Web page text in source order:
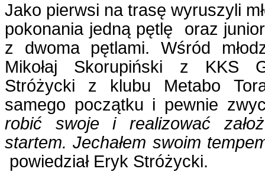
Jako pierwsi na trasę wyruszyli
pokonania jedną pętlę oraz
z dwoma pętlami. Wśród
Mikołaj Skorupiński z KKS
Stróżycki z klubu Metabo
samego początku i pewnie
robić swoje i realizować
startem. Jechałem swoim
powiedział Eryk Stróżycki.